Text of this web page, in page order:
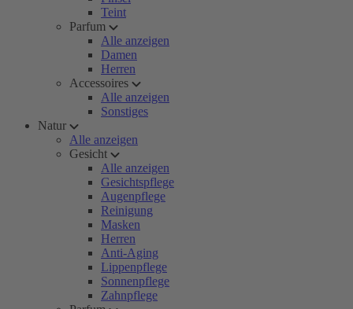
Teint
Parfum
Alle anzeigen
Damen
Herren
Accessoires
Alle anzeigen
Sonstiges
Natur
Alle anzeigen
Gesicht
Alle anzeigen
Gesichtspflege
Augenpflege
Reinigung
Masken
Herren
Anti-Aging
Lippenpflege
Sonnenpflege
Zahnpflege